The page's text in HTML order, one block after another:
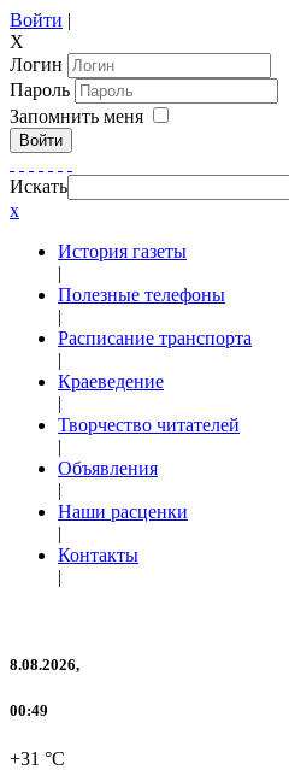
Войти |
X
Логин
Пароль
Запомнить меня
Войти
Искать
x
История газеты
|
Полезные телефоны
|
Расписание транспорта
|
Краеведение
|
Творчество читателей
|
Объявления
|
Наши расценки
|
Контакты
|
8.08.2026,
00:49
+31 °C